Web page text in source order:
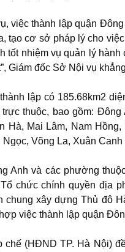
việc thành lập quận
tạo cơ sở pháp lý cho
tốt nhiệm vụ quản lý
Giám đốc Sở Nội vụ
lập có 185.68km2
thuộc, bao gồm:
Hà, Mai Lâm, Nam
Võng La, Xuân Canh
Anh và các phường
chức chính quyền địa
chung xây dựng Thủ đô
việc thành lập quận
chế (HĐND TP. Hà Nội)